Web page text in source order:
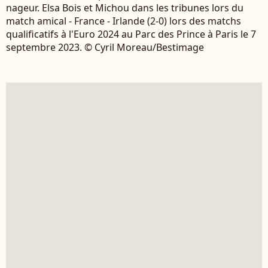
nageur. Elsa Bois et Michou dans les tribunes lors du
match amical - France - Irlande (2-0) lors des matchs
qualificatifs à l'Euro 2024 au Parc des Prince à Paris le 7
septembre 2023. © Cyril Moreau/Bestimage